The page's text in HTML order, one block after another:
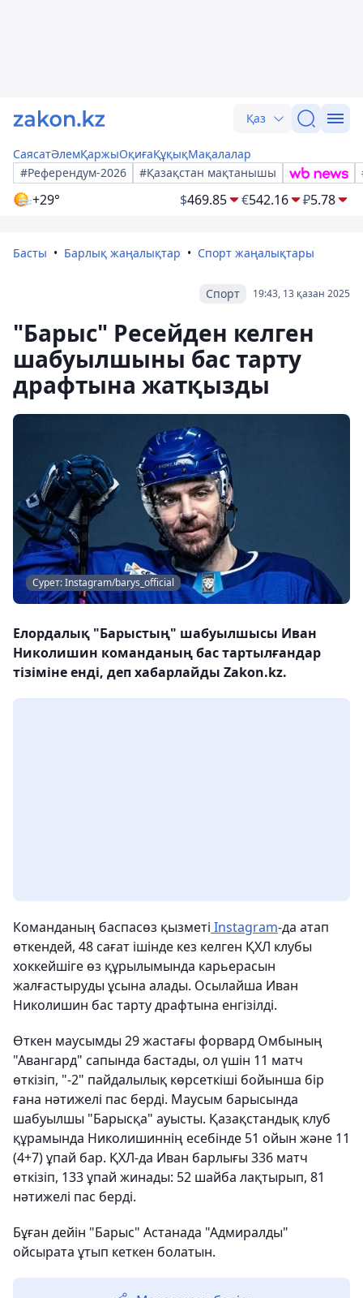
Қаз
СаясатӘлемҚаржыОқиғаҚұқықМақалалар
#Референдум-2026
#Қазақстан мақтанышы
+29° $469.85 €542.16 ₽5.78
Басты Барлық жаңалықтар Спорт жаңалықтары
19:43, 13 қазан 2025
Спорт
"Барыс" Ресейден келген
шабуылшыны бас тарту
драфтына жатқызды
Сурет: Instagram/barys_official
Елордалық "Барыстың" шабуылшысы Иван
Николишин команданың бас тартылғандар
тізіміне енді, деп хабарлайды Zakon.kz.
Команданың баспасөз қызметі Instagram-да атап
өткендей, 48 сағат ішінде кез келген ҚХЛ клубы
хоккейшіге өз құрылымында карьерасын
жалғастыруды ұсына алады. Осылайша Иван
Николишин бас тарту драфтына енгізілді.
Өткен маусымды 29 жастағы форвард Омбының
"Авангард" сапында бастады, ол үшін 11 матч
өткізіп, "-2" пайдалылық көрсеткіші бойынша бір
ғана нәтижелі пас берді. Маусым барысында
шабуылшы "Барысқа" ауысты. Қазақстандық клуб
құрамында Николишиннің есебінде 51 ойын және 11
(4+7) ұпай бар. ҚХЛ-да Иван барлығы 336 матч
өткізіп, 133 ұпай жинады: 52 шайба лақтырып, 81
нәтижелі пас берді.
Бұған дейін "Барыс" Астанада "Адмиралды"
ойсырата ұтып кеткен болатын.